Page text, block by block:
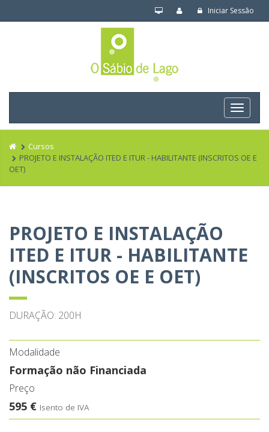
Iniciar Sessão
Cursos
PROJETO E INSTALAÇÃO ITED E ITUR - HABILITANTE (INSCRITOS OE E
OET)
PROJETO E INSTALAÇÃO
ITED E ITUR - HABILITANTE
(INSCRITOS OE E OET)
DURAÇÃO: 200H
Modalidade
Formação não Financiada
Preço
595 € Isento de IVA